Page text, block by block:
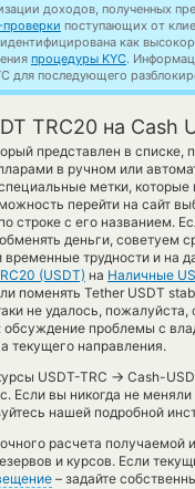
доходов, полученных
проверки поступающих от
идентифицирована как
процедуры KYC.
для последующего
TRC20 на Cash
представлен в списке,
в ручном или
метки, которые
перейти на сайт
строке с его названием.
деньги, советуем
трудности и на
(USDT) на Наличные
поменять Tether USDT
не удалось,
проблемы с
текущего направления.
USDT-TRC → Cash-
Если вы никогда не
нашей подробной
расчета
и курсов. Если
– задайте